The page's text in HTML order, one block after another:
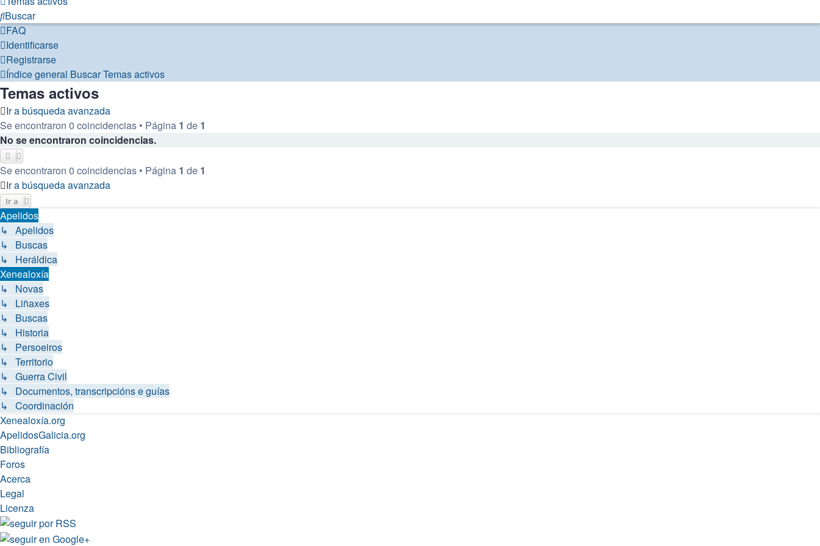
Buscar
FAQ
Identificarse
Registrarse
Índice general BuscarTemas activos
Temas activos
Ir a búsqueda avanzada
Se encontraron 0 coincidencias • Página 1 de 1
No se encontraron coincidencias.
Se encontraron 0 coincidencias • Página 1 de 1
Ir a búsqueda avanzada
Ir a
Apelidos
↳ Apelidos
↳ Buscas
↳ Heráldica
Xenealoxía
↳ Novas
↳ Liñaxes
↳ Buscas
↳ Historia
↳ Persoeiros
↳ Territorio
↳ Guerra Civil
↳ Documentos, transcripcións e guías
↳ Coordinación
Xenealoxía.org
ApelidosGalicia.org
Bibliografía
Foros
Acerca
Legal
Licenza